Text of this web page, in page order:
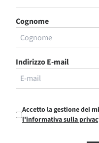
Cognome
Indirizzo E-mail
Accetto la gestione dei
l'informativa sulla